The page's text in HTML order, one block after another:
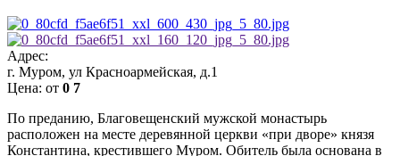
Адрес:
г. Муром, ул Красноармейская, д.1
Цена: от 0 7
По преданию, Благовещенский мужской монастырь
расположен на месте деревянной церкви «при дворе» князя
Константина, крестившего Муром. Обитель была основана в